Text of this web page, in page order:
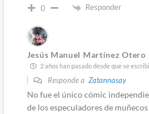
0 Responder
Jesús Manuel Martínez Otero
2 años han pasado desde que se
Responde a Zatannasay
No fue el único cómic
de los especuladores de